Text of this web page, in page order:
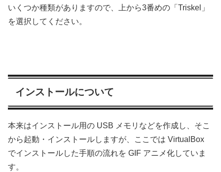
いくつか種類がありますので、上から3番めの「Triskel」
を選択してください。
インストールについて
本来はインストール用の USB メモリなどを作成し、そこ
から起動・インストールしますが、ここでは VirtualBox
でインストールした手順の流れを GIF アニメ化していま
す。